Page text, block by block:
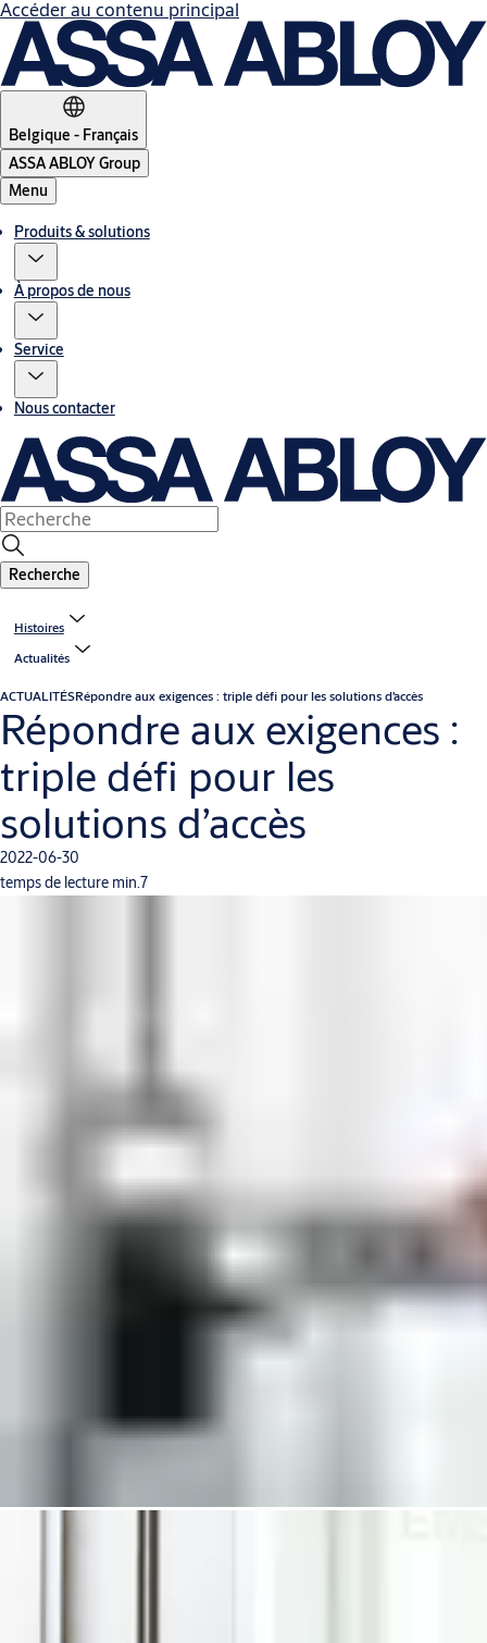
Accéder au contenu principal
Belgique - Français
ASSA ABLOY Group
Menu
Produits & solutions
À propos de nous
Service
Nous contacter
Recherche
Histoires
Actualités
ACTUALITÉSRépondre aux exigences : triple défi pour les solutions d’accès
Répondre aux exigences :
triple défi pour les
solutions d’accès
2022-06-30
temps de lecture min.7